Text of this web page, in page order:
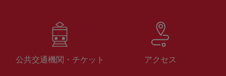
公共交通機関・チケット アクセス